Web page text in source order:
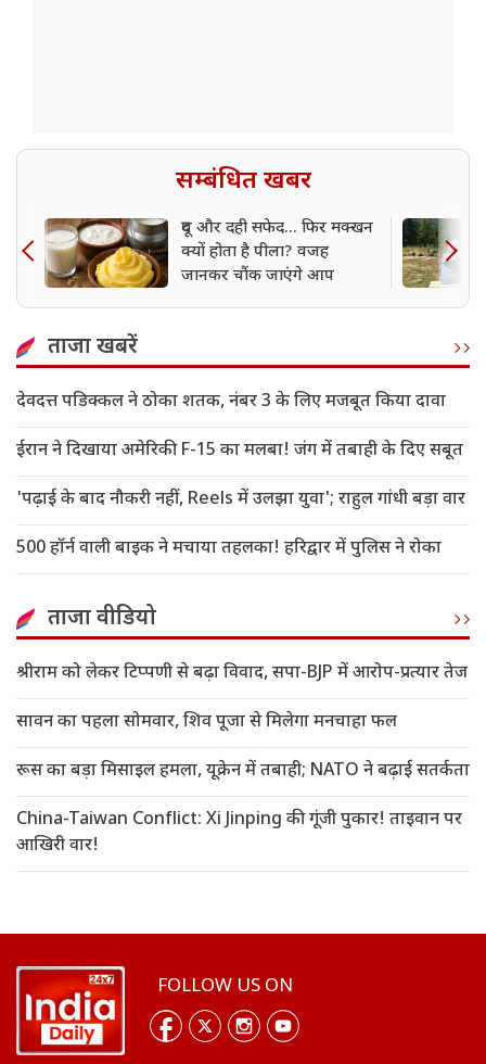
सम्बंधित खबर
दूध और दही सफेद... फिर मक्खन
क्यों होता है पीला? वजह
जानकर चौंक जाएंगे आप
ताजा खबरें
देवदत्त पडिक्कल ने ठोका शतक, नंबर 3 के लिए मजबूत किया दावा
ईरान ने दिखाया अमेरिकी F-15 का मलबा! जंग में तबाही के दिए सबूत
'पढ़ाई के बाद नौकरी नहीं, Reels में उलझा युवा'; राहुल गांधी बड़ा वार
500 हॉर्न वाली बाइक ने मचाया तहलका! हरिद्वार में पुलिस ने रोका
ताजा वीडियो
श्रीराम को लेकर टिप्पणी से बढ़ा विवाद, सपा-BJP में आरोप-प्रत्यार तेज
सावन का पहला सोमवार, शिव पूजा से मिलेगा मनचाहा फल
रूस का बड़ा मिसाइल हमला, यूक्रेन में तबाही; NATO ने बढ़ाई सतर्कता
China-Taiwan Conflict: Xi Jinping की गूंजी पुकार! ताइवान पर
आखिरी वार!
FOLLOW US ON